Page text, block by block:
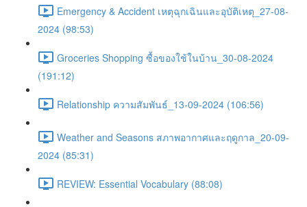
Emergency & Accident เหตุฉุกเฉินและอุบัติเหตุ_27-08-
2024 (98:53)
Groceries Shopping ซื้อของใช้ในบ้าน_30-08-2024
(191:12)
Relationship ความสัมพันธ์_13-09-2024 (106:56)
Weather and Seasons สภาพอากาศและฤดูกาล_20-09-
2024 (85:31)
REVIEW: Essential Vocabulary (88:08)